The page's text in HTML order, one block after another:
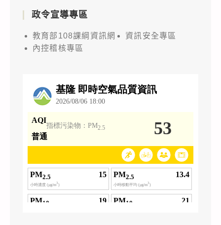
政令宣導專區
教育部108課綱資訊網
資訊安全專區
內控稽核專區